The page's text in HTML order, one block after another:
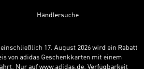
Händlersuche
17. August 2026 wird ein Rabatt
von adidas Geschenkkarten mit einem
Nur auf www.adidas.de. Verfügbarkeit